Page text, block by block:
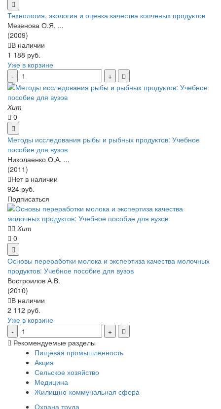
Технология, экология и оценка качества копченых продуктов
Мезенова О.Я. ...
(2009)
В наличии
1 188 руб.
Уже в корзине
Хит
0
Методы исследования рыбы и рыбных продуктов: Учебное
пособие для вузов
Николаенко О.А. ...
(2011)
Нет в наличии
924 руб.
Подписаться
Хит
0
Основы переработки молока и экспертиза качества молочных
продуктов: Учебное пособие для вузов
Востроилов А.В.
(2010)
В наличии
2 112 руб.
Уже в корзине
Рекомендуемые разделы
Пищевая промышленность
Акция
Сельское хозяйство
Медицина
Жилищно-коммунальная сфера
Охрана труда